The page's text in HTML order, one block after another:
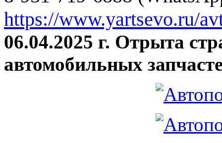
https://www.yartsevo.ru/
06.04.2025 г. Отрыта
автомобильных